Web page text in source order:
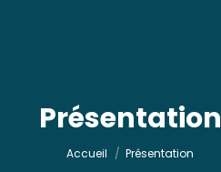
Présentation
Vous êtes ici :
Accueil Présentation